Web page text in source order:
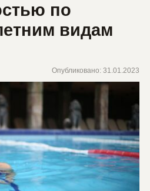
по
видам
Опубликовано: 31.01.2023